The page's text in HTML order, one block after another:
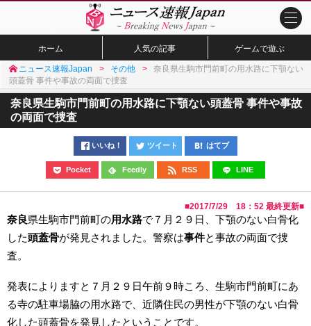
ホーム 人気の記事 ゲームで遊ぶ
ニュース速報Japan その他
奈良県生駒市門前町の用水路に下顎ない
頭蓋骨 事件や事故の両面で捜査
奈良県生駒市門前町の用水路に下顎ない頭蓋骨 事件や事故
の両面で捜査
いいね！ ツイート はてブ
Pocket Feedly RSS LINE
■2017/7/29 18：52 最終更新■
奈良県生駒市門前町の用水路で７月２９日、下顎のない白骨化
した頭蓋骨が発見されました。警察は事件と事故の両面で捜
査。
発表によりますと７月２９日午前９時ころ、生駒市門前町にあ
る寺の駐車場脇の用水路で、近隣住民の男性が下顎のない白骨
化した頭蓋骨を発見したということです。